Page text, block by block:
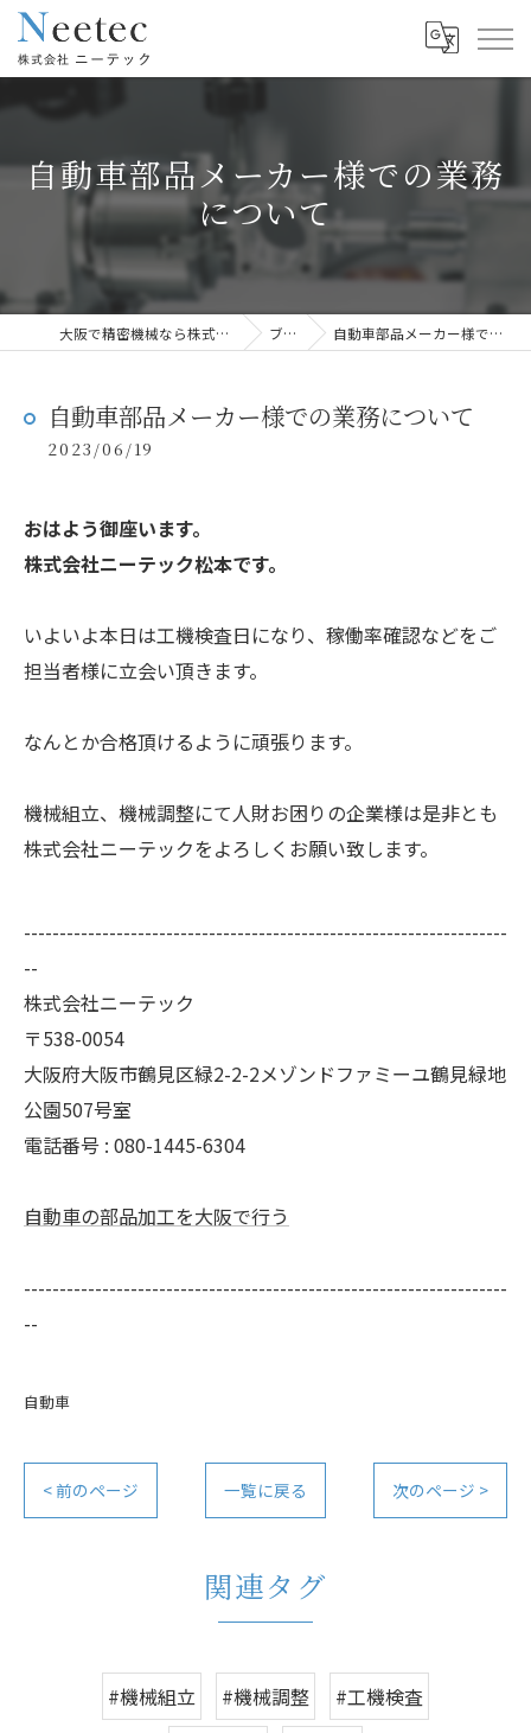
自動車部品メーカー様での業務
について
大阪で精密機械なら株式会社ニーテック ブログ 自動車部品メーカー様での業務について
自動車部品メーカー様での業務について
2023/06/19
おはよう御座います。
株式会社ニーテック松本です。
いよいよ本日は工機検査日になり、稼働率確認などをご
担当者様に立会い頂きます。
なんとか合格頂けるように頑張ります。
機械組立、機械調整にて人財お困りの企業様は是非とも
株式会社ニーテックをよろしくお願い致します。
--------------------------------------------------------------------
--
株式会社ニーテック
〒538-0054
大阪府大阪市鶴見区緑2-2-2メゾンドファミーユ鶴見緑地
公園507号室
電話番号 : 080-1445-6304
自動車の部品加工を大阪で行う
--------------------------------------------------------------------
--
自動車
< 前のページ 一覧に戻る 次のページ >
関連タグ
#機械組立 #機械調整
#工機検査